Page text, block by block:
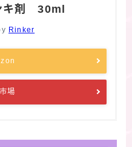
キ剤 30ml
Rinker
場